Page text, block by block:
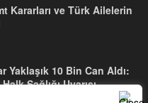
Kararları ve Türk Ailelerin
Yaklaşık 10 Bin Can Aldı:
Sağlığı Uyarısı